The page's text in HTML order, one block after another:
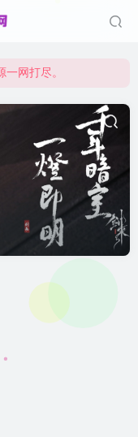
一网打尽。
网打尽。